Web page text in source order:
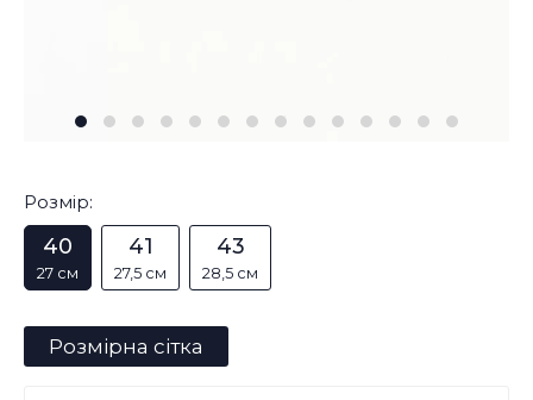
Розмір:
40
27 см
41
27,5 см
43
28,5 см
Розмірна сітка